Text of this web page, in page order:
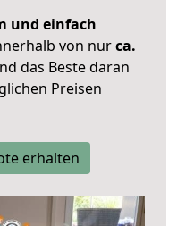
und einfach
von nurca.
das Beste daran
Preisen
erhalten